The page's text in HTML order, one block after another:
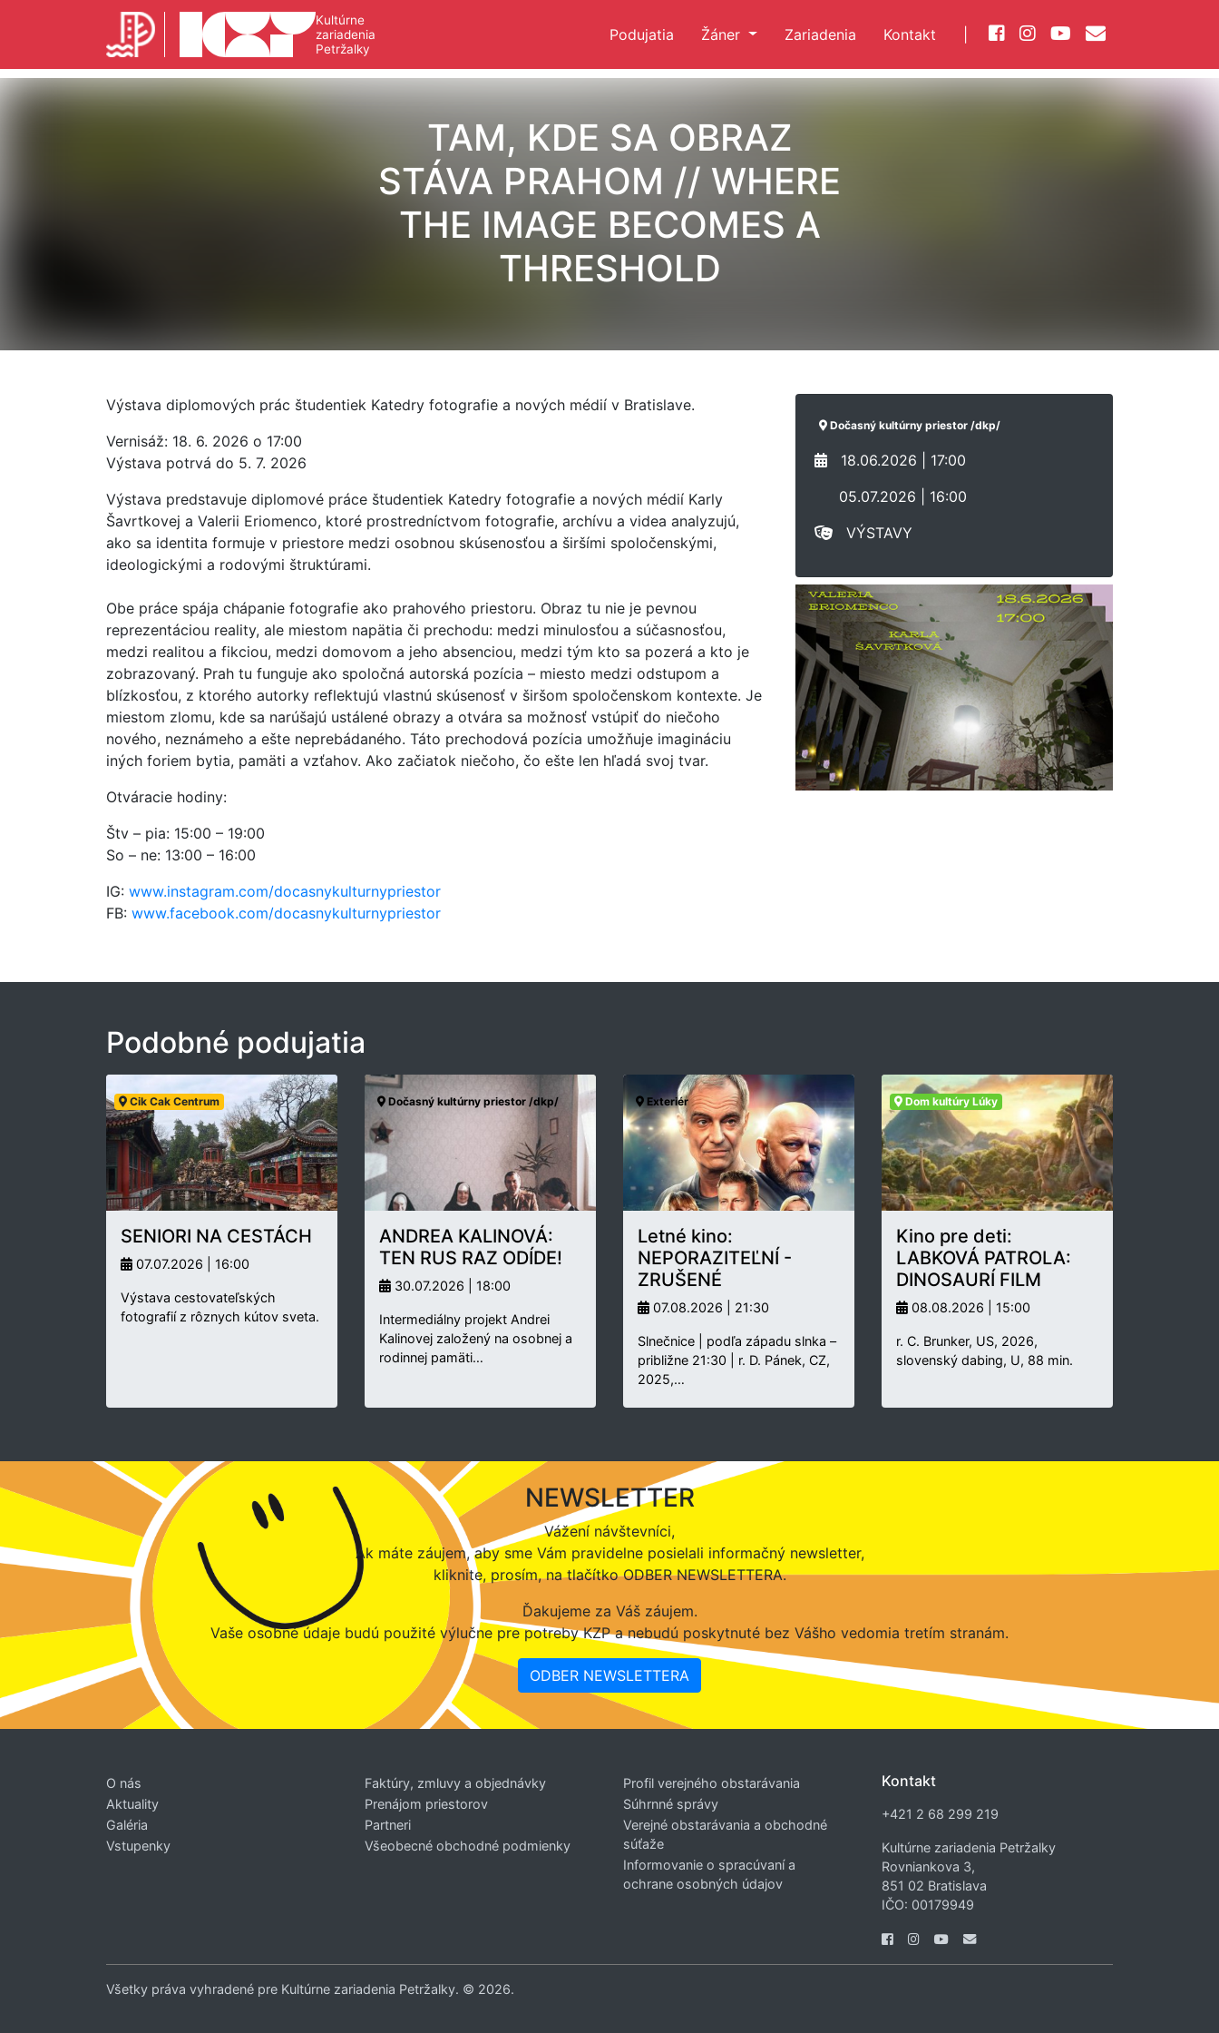
Kultúrne
zariadenia
Petržalky
Podujatia Žáner Zariadenia Kontakt
TAM, KDE SA OBRAZ
STÁVA PRAHOM // WHERE
THE IMAGE BECOMES A
THRESHOLD
Výstava diplomových prác študentiek Katedry fotografie a nových médií v Bratislave.
Vernisáž: 18. 6. 2026 o 17:00
Výstava potrvá do 5. 7. 2026
Výstava predstavuje diplomové práce študentiek Katedry fotografie a nových médií Karly
Šavrtkovej a Valerii Eriomenco, ktoré prostredníctvom fotografie, archívu a videa analyzujú,
ako sa identita formuje v priestore medzi osobnou skúsenosťou a širšími spoločenskými,
ideologickými a rodovými štruktúrami.
Obe práce spája chápanie fotografie ako prahového priestoru. Obraz tu nie je pevnou
reprezentáciou reality, ale miestom napätia či prechodu: medzi minulosťou a súčasnosťou,
medzi realitou a fikciou, medzi domovom a jeho absenciou, medzi tým kto sa pozerá a kto je
zobrazovaný. Prah tu funguje ako spoločná autorská pozícia – miesto medzi odstupom a
blízkosťou, z ktorého autorky reflektujú vlastnú skúsenosť v širšom spoločenskom kontexte. Je
miestom zlomu, kde sa narúšajú ustálené obrazy a otvára sa možnosť vstúpiť do niečoho
nového, neznámeho a ešte neprebádaného. Táto prechodová pozícia umožňuje imagináciu
iných foriem bytia, pamäti a vzťahov. Ako začiatok niečoho, čo ešte len hľadá svoj tvar.
Otváracie hodiny:
Štv – pia: 15:00 – 19:00
So – ne: 13:00 – 16:00
IG: www.instagram.com/docasnykulturnypriestor
FB: www.facebook.com/docasnykulturnypriestor
Dočasný kultúrny priestor /dkp/
18.06.2026 | 17:00
05.07.2026 | 16:00
VÝSTAVY
Podobné podujatia
Cik Cak Centrum
SENIORI NA CESTÁCH
07.07.2026 | 16:00
Výstava cestovateľských
fotografií z rôznych kútov sveta.
Dočasný kultúrny priestor /dkp/
ANDREA KALINOVÁ:
TEN RUS RAZ ODÍDE!
30.07.2026 | 18:00
Intermediálny projekt Andrei
Kalinovej založený na osobnej a
rodinnej pamäti…
Exteriér
Letné kino:
NEPORAZITEĽNÍ -
ZRUŠENÉ
07.08.2026 | 21:30
Slnečnice | podľa západu slnka –
približne 21:30 | r. D. Pánek, CZ,
2025,…
Dom kultúry Lúky
Kino pre deti:
LABKOVÁ PATROLA:
DINOSAURÍ FILM
08.08.2026 | 15:00
r. C. Brunker, US, 2026,
slovenský dabing, U, 88 min.
NEWSLETTER
Vážení návštevníci,
Ak máte záujem, aby sme Vám pravidelne posielali informačný newsletter,
kliknite, prosím, na tlačítko ODBER NEWSLETTERA.
Ďakujeme za Váš záujem.
Vaše osobné údaje budú použité výlučne pre potreby KZP a nebudú poskytnuté bez Vášho vedomia tretím stranám.
ODBER NEWSLETTERA
O nás
Aktuality
Galéria
Vstupenky
Faktúry, zmluvy a objednávky
Prenájom priestorov
Partneri
Všeobecné obchodné podmienky
Profil verejného obstarávania
Súhrnné správy
Verejné obstarávania a obchodné
súťaže
Informovanie o spracúvaní a
ochrane osobných údajov
Kontakt
+421 2 68 299 219
Kultúrne zariadenia Petržalky
Rovniankova 3,
851 02 Bratislava
IČO: 00179949
Všetky práva vyhradené pre Kultúrne zariadenia Petržalky. © 2026.